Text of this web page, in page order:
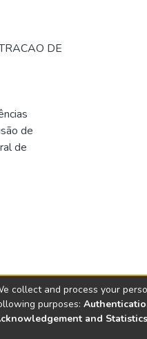
DE
de
de
collect and process your
purposes:
and Statistics